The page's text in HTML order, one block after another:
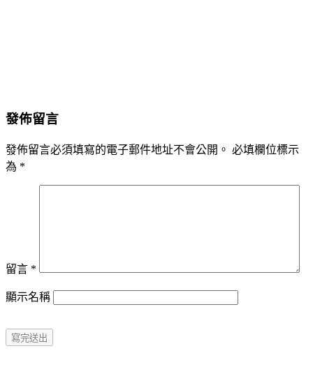
發佈留言
發佈留言必須填寫的電子郵件地址不會公開。 必填欄位標示
為 *
留言 *
顯示名稱